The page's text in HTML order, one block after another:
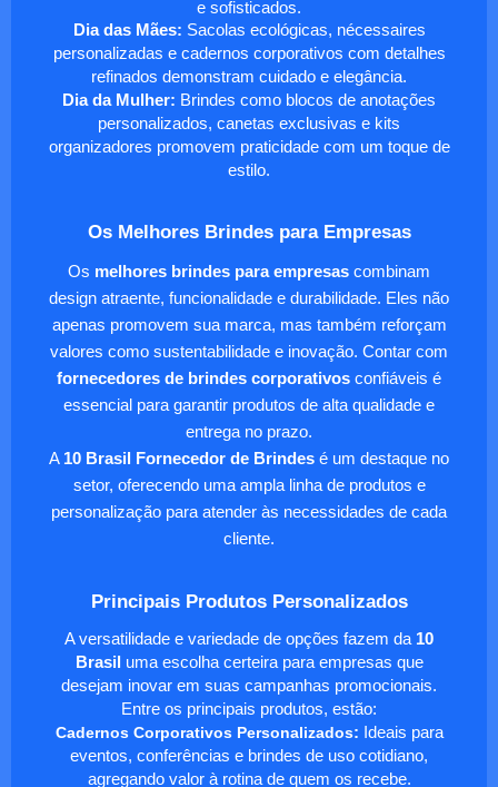
e sofisticados.
Dia das Mães: Sacolas ecológicas, nécessaires
personalizadas e cadernos corporativos com detalhes
refinados demonstram cuidado e elegância.
Dia da Mulher: Brindes como blocos de anotações
personalizados, canetas exclusivas e kits
organizadores promovem praticidade com um toque de
estilo.
Os Melhores Brindes para Empresas
Os melhores brindes para empresas combinam
design atraente, funcionalidade e durabilidade. Eles não
apenas promovem sua marca, mas também reforçam
valores como sustentabilidade e inovação. Contar com
fornecedores de brindes corporativos confiáveis é
essencial para garantir produtos de alta qualidade e
entrega no prazo.
A 10 Brasil Fornecedor de Brindes é um destaque no
setor, oferecendo uma ampla linha de produtos e
personalização para atender às necessidades de cada
cliente.
Principais Produtos Personalizados
A versatilidade e variedade de opções fazem da 10
Brasil uma escolha certeira para empresas que
desejam inovar em suas campanhas promocionais.
Entre os principais produtos, estão:
Cadernos Corporativos Personalizados: Ideais para
eventos, conferências e brindes de uso cotidiano,
agregando valor à rotina de quem os recebe.